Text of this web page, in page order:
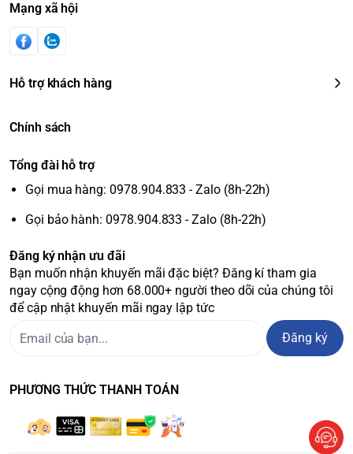
Mạng xã hội
Hỗ trợ khách hàng
Chính sách
Tổng đài hỗ trợ
Gọi mua hàng: 0978.904.833 - Zalo (8h-22h)
Gọi bảo hành: 0978.904.833 - Zalo (8h-22h)
Đăng ký nhận ưu đãi
Bạn muốn nhận khuyến mãi đặc biệt? Đăng kí tham gia
ngay cộng động hơn 68.000+ người theo dõi của chúng tôi
để cập nhật khuyến mãi ngay lập tức
Đăng ký
PHƯƠNG THỨC THANH TOÁN